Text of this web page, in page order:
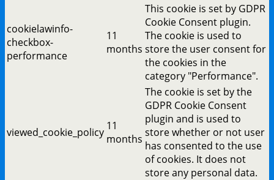
cookielawinfo-
checkbox-
performance
11
months
This cookie is set by GDPR
Cookie Consent plugin.
The cookie is used to
store the user consent for
the cookies in the
category "Performance".
viewed_cookie_policy 11
months
The cookie is set by the
GDPR Cookie Consent
plugin and is used to
store whether or not user
has consented to the use
of cookies. It does not
store any personal data.